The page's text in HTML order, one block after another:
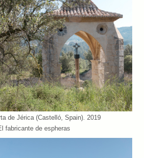
de Jérica (Castelló, Spain). 2019
fabricante de espheras